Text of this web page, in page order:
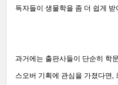
독자들이 생물학을 좀 더 쉽게
과거에는 출판사들이 단순히 학
스오버 기획에 관심을 가졌다면,